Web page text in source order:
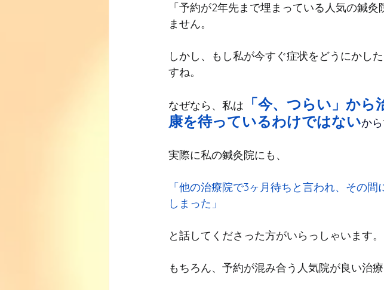
「予約が2年先まで埋まっている人気の鍼
ません。
しかし、もし私が今すぐ症状をどうにかし
すね。
なぜなら、私は 「今、つらい」か
康を待っているわけではないから
実際に私の鍼灸院にも、
「他の治療院で3ヶ月待ちと言われ、その
しまった」
と話してくださった方がいらっしゃいます。
もちろん、予約が混み合う人気院が良い治